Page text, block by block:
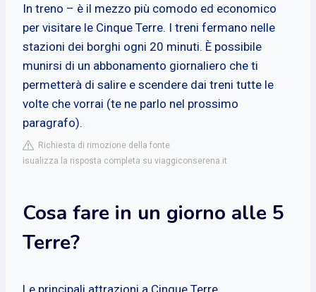
In treno – è il mezzo più comodo ed economico
per visitare le Cinque Terre. I treni fermano nelle
stazioni dei borghi ogni 20 minuti. È possibile
munirsi di un abbonamento giornaliero che ti
permetterà di salire e scendere dai treni tutte le
volte che vorrai (te ne parlo nel prossimo
paragrafo).
Richiesta di rimozione della fonte
isualizza la risposta completa su viaggiconserena.it
Cosa fare in un giorno alle 5
Terre?
Le principali attrazioni a Cinque Terre